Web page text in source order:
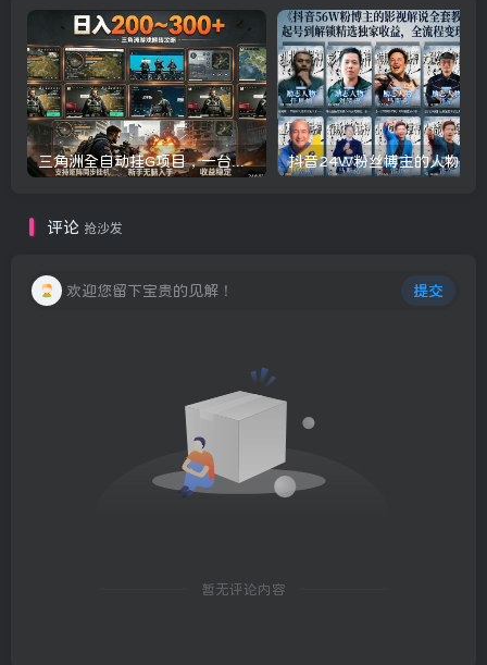
三角洲全自动挂G项目，一台电脑即可操作，防封稳账号，日收益300+，收益全程包回收，省心稳賺【揭秘】
评论 抢沙发
欢迎您留下宝贵的见解！ 提交
暂无评论内容